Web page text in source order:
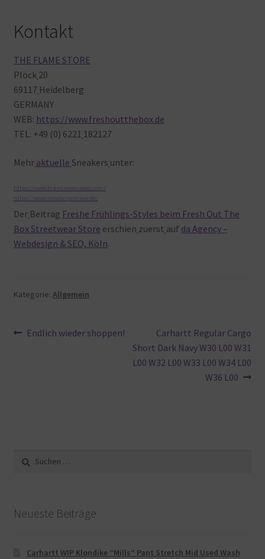
Kontakt
THE FLAME STORE
Plöck 20
69117 Heidelberg
GERMANY
WEB: https://www.freshoutthebox.de
TEL: +49 (0) 6221 182127
Mehr aktuelle Sneakers unter:
https://www.brandnewsneaks.com/
https://www.sneakerpreview.de/
Der Beitrag Freshe Frühlings-Styles beim Fresh Out The
Box Streetwear Store erschien zuerst auf da Agency –
Webdesign & SEO, Köln.
Kategorie: Allgemein
Beitragsnavigation
Vorheriger
Endlich wieder shoppen!
Nächster
Beitrag:
Carhartt Regular Cargo
Short Dark Navy W30 L00 W31
L00 W32 L00 W33 L00 W34 L00
W36 L00
Suche
nach:
Neueste Beiträge
Carhartt WIP Klondike “Mills“ Pant Stretch Mid Used Wash